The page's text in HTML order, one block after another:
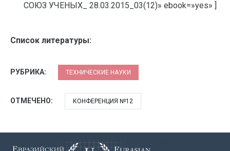
СОЮЗ УЧЕНЫХ_ 28.03.2015_03(12)» ebook=»yes» ]
Список литературы:
РУБРИКА: ТЕХНИЧЕСКИЕ НАУКИ
ОТМЕЧЕНО: КОНФЕРЕНЦИЯ №12